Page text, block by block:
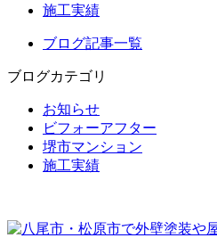
施工実績
ブログ記事一覧
ブログカテゴリ
お知らせ
ビフォーアフター
堺市マンション
施工実績